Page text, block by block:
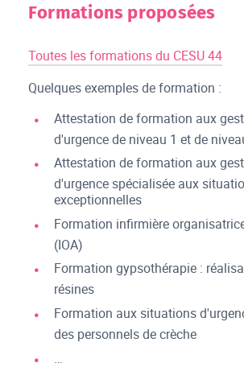
Formations proposées
Toutes les formations du CESU 44
Quelques exemples de formation :
Attestation de formation aux
d'urgence de niveau 1 et de
Attestation de formation aux
d'urgence spécialisée aux
exceptionnelles
Formation infirmière
(IOA)
Formation gypsothérapie :
résines
Formation aux situations
des personnels de crèche
…